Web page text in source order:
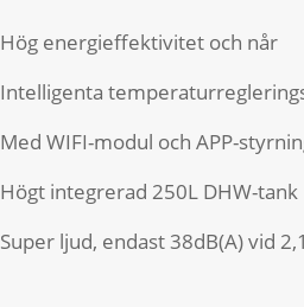
Hög energieffektivitet och når
Intelligenta
Med WIFI-modul och APP-
Högt integrerad 250L DHW-tank
Super ljud, endast 38dB(A) vid